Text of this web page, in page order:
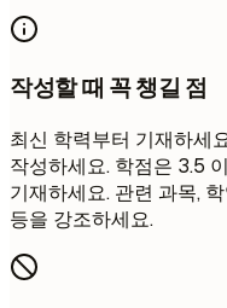
작성할 때 꼭 챙길 점
최신 학력부터 기재하세
작성하세요. 학점은 3.5
기재하세요. 관련 과목,
등을 강조하세요.